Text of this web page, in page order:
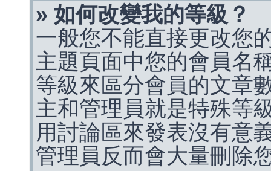
» 如何改變我的等級？
一般您不能直接更改您
主題頁面中您的會員名
等級來區分會員的文章
主和管理員就是特殊等
用討論區來發表沒有意
管理員反而會大量刪除